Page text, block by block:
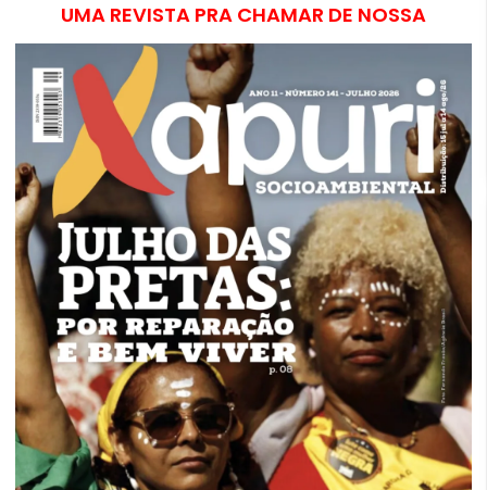
UMA REVISTA PRA CHAMAR DE NOSSA